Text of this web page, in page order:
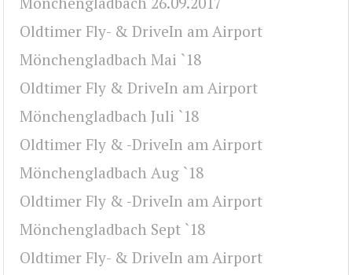
Oldtimer Fly- & DriveIn am Airport
Mönchengladbach Mai `18
Oldtimer Fly & DriveIn am Airport
Mönchengladbach Juli `18
Oldtimer Fly & -DriveIn am Airport
Mönchengladbach Aug `18
Oldtimer Fly & -DriveIn am Airport
Mönchengladbach Sept `18
Oldtimer Fly- & DriveIn am Airport